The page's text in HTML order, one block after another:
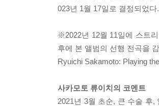
023년 1월 17일로 결정되었다.
※2022년 12월 11일에 스트
후에 본 앨범의 선행 전곡을
Ryuichi Sakamoto: Playing
사카모토 류이치의 코멘트
2021년 3월 초순, 큰 수술 후